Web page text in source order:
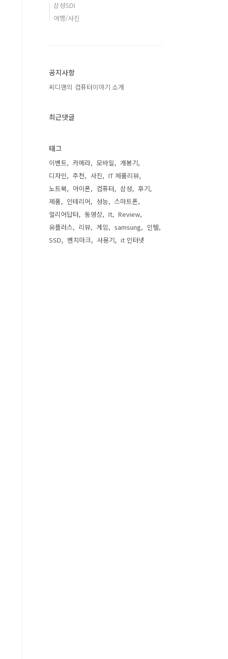
삼성SDI
여행/사진
공지사항
씨디맨의 컴퓨터이야기 소개
최근댓글
태그
이벤트 카메라 모바일
개봉기
디자인
추천 사진
IT 제품리뷰
노트북
아이폰 컴퓨터 삼성
후기
제품
인테리어 성능
스마트폰
얼리어답터
동영상 It
Review
유플러스
리뷰 게임 samsung
인텔
SSD
벤치마크 사용기 it 인터넷